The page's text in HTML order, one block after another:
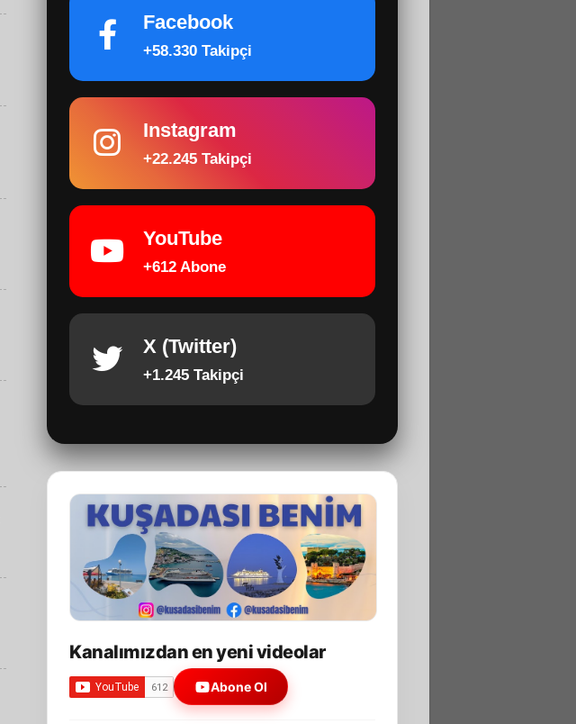
Facebook
+58.330 Takipçi
Instagram
+22.245 Takipçi
YouTube
+612 Abone
X (Twitter)
+1.245 Takipçi
Kanalımızdan en yeni videolar
Abone Ol